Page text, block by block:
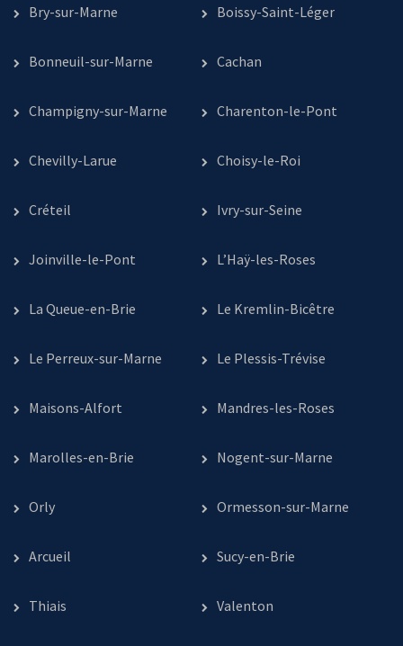
Bry-sur-Marne Boissy-Saint-Léger
Bonneuil-sur-Marne Cachan
Champigny-sur-Marne Charenton-le-Pont
Chevilly-Larue Choisy-le-Roi
Créteil Ivry-sur-Seine
Joinville-le-Pont L’Haÿ-les-Roses
La Queue-en-Brie Le Kremlin-Bicêtre
Le Perreux-sur-Marne Le Plessis-Trévise
Maisons-Alfort Mandres-les-Roses
Marolles-en-Brie Nogent-sur-Marne
Orly Ormesson-sur-Marne
Arcueil Sucy-en-Brie
Thiais Valenton